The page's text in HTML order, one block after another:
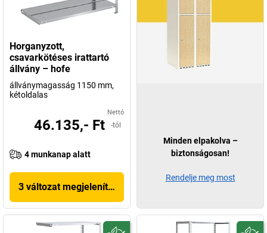
Horganyzott,
csavarkötéses irattartó
állvány – hofe
állványmagasság 1150 mm,
kétoldalas
Nettó
46.135,- Ft -tól
4 munkanap alatt
3 változat megjelenítése
Minden elpakolva –
biztonságosan!
Rendelje meg most